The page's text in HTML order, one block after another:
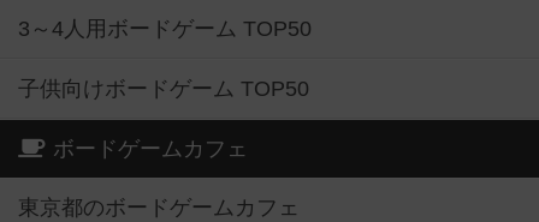
3～4人用ボードゲーム TOP50
子供向けボードゲーム TOP50
ボードゲームカフェ
東京都のボードゲームカフェ